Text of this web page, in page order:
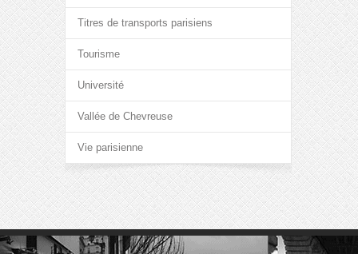
Titres de transports parisiens
Tourisme
Université
Vallée de Chevreuse
Vie parisienne